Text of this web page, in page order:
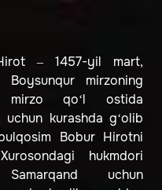
– 1457-yil mart,
Boysunqur mirzoning
mirzo qo‘l ostida
kurashda g‘olib
Bobur Hirotni
hukmdori
uchun